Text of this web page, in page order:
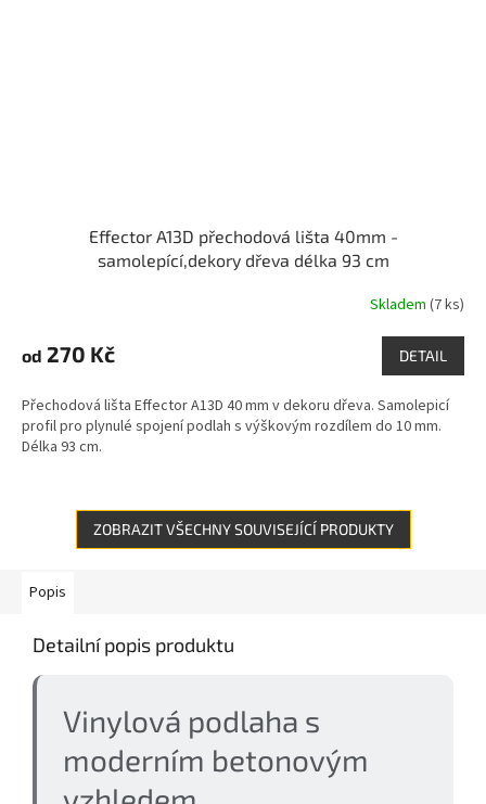
Effector A13D přechodová lišta 40mm -
samolepící,dekory dřeva délka 93 cm
Skladem (7 ks)
od 270 Kč DETAIL
Přechodová lišta Effector A13D 40 mm v dekoru dřeva. Samolepicí
profil pro plynulé spojení podlah s výškovým rozdílem do 10 mm.
Délka 93 cm.
ZOBRAZIT VŠECHNY SOUVISEJÍCÍ PRODUKTY
Popis
Detailní popis produktu
Vinylová podlaha s
moderním betonovým